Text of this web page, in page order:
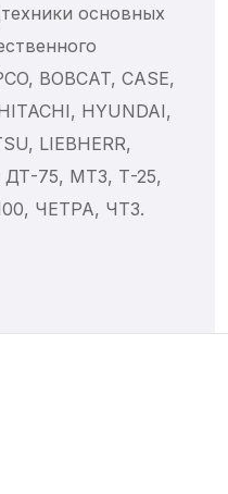
основных
BOBCAT, CASE,
HYUNDAI,
LIEBHERR,
ДТ-75, МТЗ, Т-25,
ЧЕТРА, ЧТЗ.